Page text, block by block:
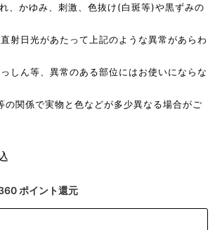
、かゆみ、刺激、色抜け(白斑等)や黒ずみの
射日光があたって上記のような異常があらわ
しん等、異常のある部位にはお使いにならな
の関係で実物と色などが多少異なる場合がご
ポイント還元